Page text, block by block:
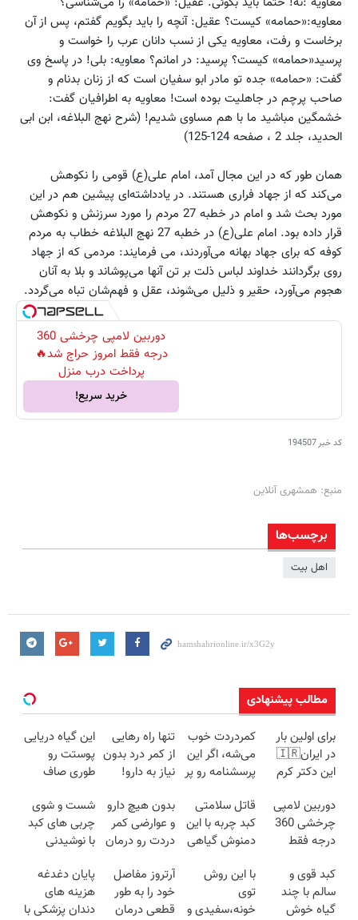
معاویه:«حمامه‏» کیست؟ عقیل: آنچه را باید بگویم گفتم، پس از آن
برخاست و رفت، معاویه ‏یکى از نسب دانان عرب را خواست و
پرسید«حمامه‏» کیست؟ پرسید: در امانم؟ معاویه: بلى! در پاسخ وى
گفت: «حمامه‏» جده تو مادر ابو سفیان است که از زنان بدنام ‏و
صاحب پرچم در جاهلیت ‏بوده است! معاویه به اطرافیان گفت:
خشمگین مباشید ما با هم مساوى شدیم! (شرح نهج البلاغه، ابن ابى
الحدید، جلد 2 ، صفحه 124-125)
همان طور که در این مجال آمد، امام علی(ع) قومی را نکوهش
می‌کند که از جهاد فراری هستند. در یادداشته‌ای پیشین هم در این
مورد بحث شد و امام در خطبه 27 مردم را مورد سرزنش و نکوهش
قرار داده بود. امام علی(ع) در خطبه 27 نهج البلاغه خطاب به مردم
کوفه که برای جهاد بهانه می‌آوردند، می فرمایند: مردمى که از جهاد
روى برگردانند خداوند لباس ذلت ‏بر تن آنها می‌پوشاند و بلا به ‏آنان
هجوم می‌آورد، حقیر و ذلیل می‌شوند، عقل و فهم‏‌شان تباه می‌گردد.
دوربین لامپی چرخشی 360
درجه فقط امروز حراج شد🔥
پرداخت درب منزل
خرید سریع!
کد خبر194507
منبع: همشهری آنلاین
برچسب‌ها
اهل بیت
مطالب پیشنهادی
برای اولین بار
در ایران🇮🇷
این دکتر کرم
روزه ساخت!
کمردردت خوب
می‌شه، اگر این
پرسشنامه رو پر
تنها راه رهایی
از کمر درد بدون
نیاز به دارو!
این گیاه دریایی
پوستت رو
طوری صاف
20سال جوون
شدی🔥
دوربین لامپی
چرخشی 360
درجه فقط
🔥 پرداخت
درب منزل
قاتل سلامتی
کبد چربه با این
دمنوش گیاهی
بدون هیچ دارو
و عوارضی کمر
دردت رو درمان
(پرسش‌نامه)
شست و شوی
چربی های کبد
با نوشیدنی
کبد قوی و
سالم با چند
گیاه خوش
با این روش
توی
خونه،سفیدی و
آرتروز مفاصل
خود را به طور
قطعی درمان
پایان دغدغه
هزینه های
دندان پزشکی با